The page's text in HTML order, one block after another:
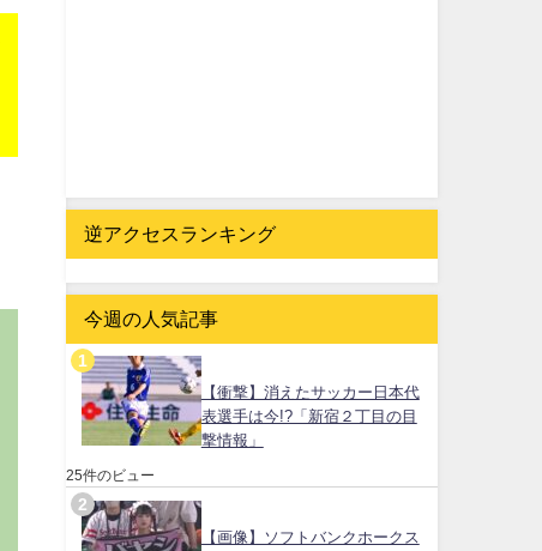
逆アクセスランキング
今週の人気記事
【衝撃】消えたサッカー日本代
表選手は今!?「新宿２丁目の目
撃情報」
25件のビュー
【画像】ソフトバンクホークス